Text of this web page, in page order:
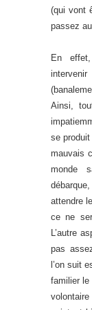
(qui vont
passez
En
Ainsi,
se
mauvais
monde
attendre
ce ne
L’autre
pas
l’on suit
familier